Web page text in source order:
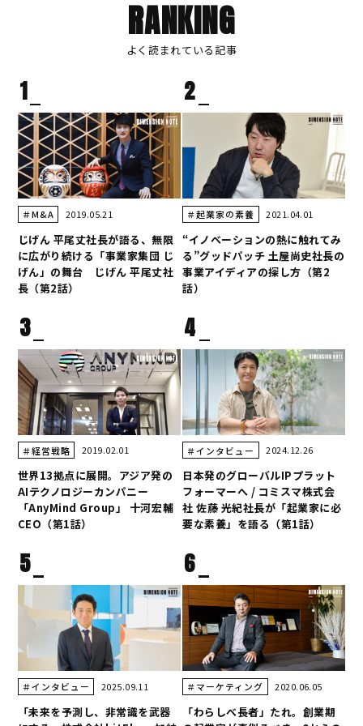
RANKING
よく読まれている記事
1
＃M&A 2019.05.21
じげん 平尾丈社長が語る、無限
に広がり続ける「事業家集団 じ
げん」の舞台 じげん 平尾丈社
長（第2話）
2
＃起業家の素養 2021.04.01
“イノベーションの熱に触れてみ
る”グッドパッチ 土屋尚史社長の
事業アイディアの探し方（第2
話）
3
＃経営戦略 2019.02.01
世界13拠点に展開。アジア発の
AIテクノロジーカンパニー
「AnyMind Group」 十河宏輔
CEO（第1話）
4
＃インタビュー 2024.12.26
日本発のグローバルIPプラット
フォーマーへ / コミスマ株式会
社 佐藤 光紀社長が「起業家に必
要な素養」を語る（第1話）
5
＃インタビュー 2025.09.11
「未来を予測し、非常識を武器
6
＃マーケティング 2020.06.05
「わらしべ長者」たれ。創業期